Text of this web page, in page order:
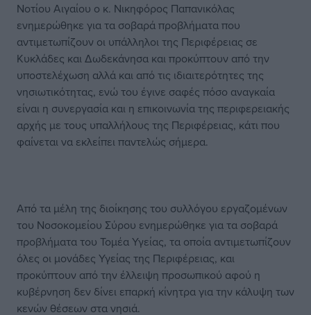
Νοτίου Αιγαίου ο κ. Νικηφόρος Παπανικόλας
ενημερώθηκε για τα σοβαρά προβλήματα που
αντιμετωπίζουν οι υπάλληλοι της Περιφέρειας σε
Κυκλάδες και Δωδεκάνησα και προκύπτουν από την
υποστελέχωση αλλά και από τις ιδιαιτερότητες της
νησιωτικότητας, ενώ του έγινε σαφές πόσο αναγκαία
είναι η συνεργασία και η επικοινωνία της περιφερειακής
αρχής με τους υπαλλήλους της Περιφέρειας, κάτι που
φαίνεται να εκλείπει παντελώς σήμερα.
Από τα μέλη της διοίκησης του συλλόγου εργαζομένων
του Νοσοκομείου Σύρου ενημερώθηκε για τα σοβαρά
προβλήματα του Τομέα Υγείας, τα οποία αντιμετωπίζουν
όλες οι μονάδες Υγείας της Περιφέρειας, και
προκύπτουν από την έλλειψη προσωπικού αφού η
κυβέρνηση δεν δίνει επαρκή κίνητρα για την κάλυψη των
κενών θέσεων στα νησιά.